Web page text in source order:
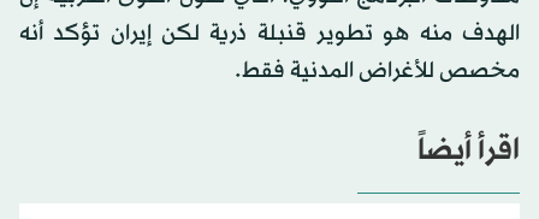
الهدف منه هو تطوير قنبلة ذرية لكن إيران تؤكد أنه
مخصص للأغراض المدنية فقط.
اقرأ أيضاً